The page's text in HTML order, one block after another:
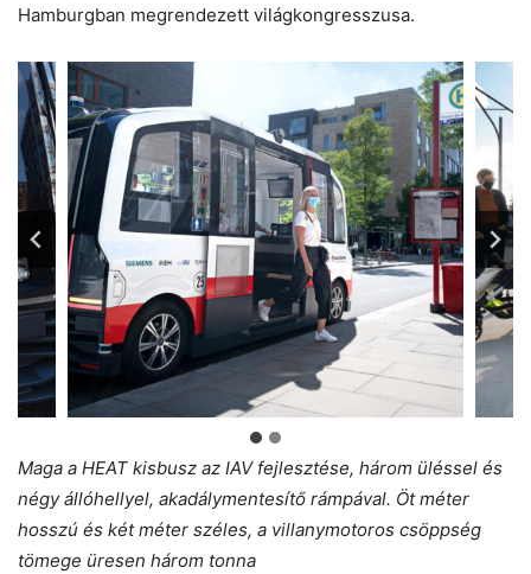
Hamburgban megrendezett világkongresszusa.
Maga a HEAT kisbusz az IAV fejlesztése, három üléssel és
négy állóhellyel, akadálymentesítő rámpával. Öt méter
hosszú és két méter széles, a villanymotoros csöppség
tömege üresen három tonna